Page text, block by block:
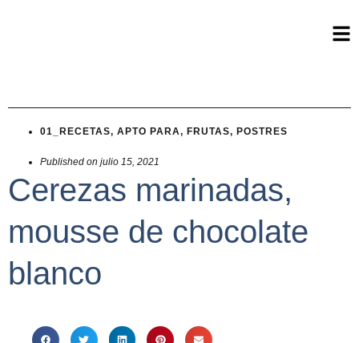
01_RECETAS, APTO PARA, FRUTAS, POSTRES
Published on julio 15, 2021
Cerezas marinadas,
mousse de chocolate
blanco